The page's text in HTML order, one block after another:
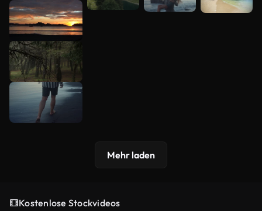
Mehr laden
Kostenlose Stockvideos